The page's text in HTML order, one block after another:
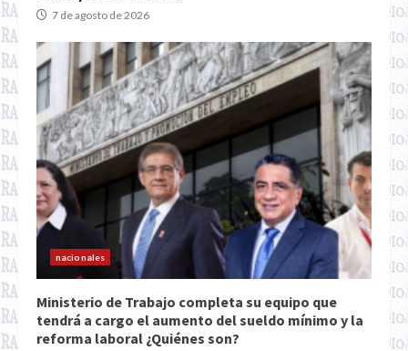
7 de agosto de 2026
nacionales
Ministerio de Trabajo completa su equipo que
tendrá a cargo el aumento del sueldo mínimo y la
reforma laboral ¿Quiénes son?